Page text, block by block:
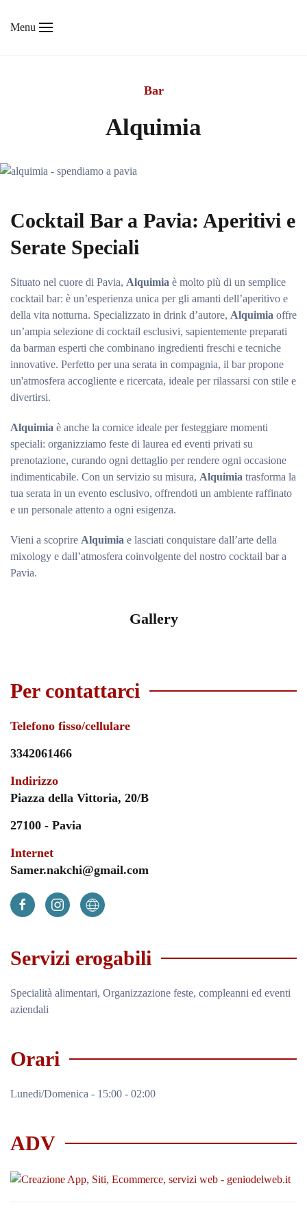
Menu
Bar
Alquimia
Cocktail Bar a Pavia: Aperitivi e
Serate Speciali
Situato nel cuore di Pavia, Alquimia è molto più di un semplice
cocktail bar: è un’esperienza unica per gli amanti dell’aperitivo e
della vita notturna. Specializzato in drink d’autore, Alquimia offre
un’ampia selezione di cocktail esclusivi, sapientemente preparati
da barman esperti che combinano ingredienti freschi e tecniche
innovative. Perfetto per una serata in compagnia, il bar propone
un'atmosfera accogliente e ricercata, ideale per rilassarsi con stile e
divertirsi.
Alquimia è anche la cornice ideale per festeggiare momenti
speciali: organizziamo feste di laurea ed eventi privati su
prenotazione, curando ogni dettaglio per rendere ogni occasione
indimenticabile. Con un servizio su misura, Alquimia trasforma la
tua serata in un evento esclusivo, offrendoti un ambiente raffinato
e un personale attento a ogni esigenza.
Vieni a scoprire Alquimia e lasciati conquistare dall’arte della
mixology e dall’atmosfera coinvolgente del nostro cocktail bar a
Pavia.
Gallery
Per contattarci
Telefono fisso/cellulare
3342061466
Indirizzo
Piazza della Vittoria, 20/B
27100 - Pavia
Internet
Samer.nakchi@gmail.com
Servizi erogabili
Specialità alimentari, Organizzazione feste, compleanni ed eventi
aziendali
Orari
Lunedi/Domenica - 15:00 - 02:00
ADV